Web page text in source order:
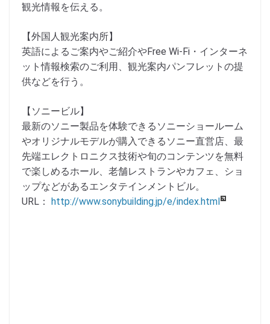
観光情報を伝える。
【外国人観光案内所】
英語によるご案内やご紹介やFree Wi-Fi・インターネ
ット情報検索のご利用、観光案内パンフレットの提
供などを行う。
【ソニービル】
最新のソニー製品を体験できるソニーショールーム
やオリジナルモデルが購入できるソニー直営店、最
先端エレクトロニクス技術や旬のコンテンツを無料
で楽しめるホール、老舗レストランやカフェ、ショ
ップなどがあるエンタテインメントビル。
URL：
http://www.sonybuilding.jp/e/index.html